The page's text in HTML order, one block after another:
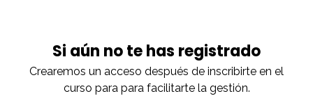
Si aún no te has registrado
Crearemos un acceso después de inscribirte en el
curso para para facilitarte la gestión.